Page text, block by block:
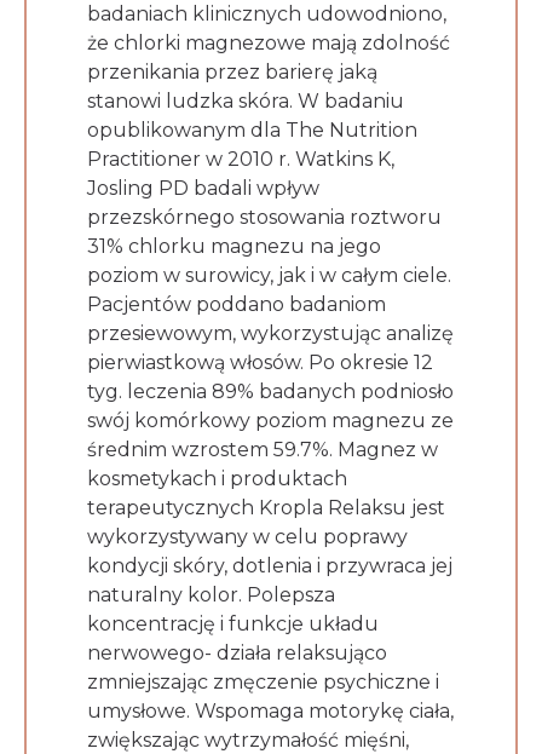
badaniach klinicznych udowodniono,
że chlorki magnezowe mają zdolność
przenikania przez barierę jaką
stanowi ludzka skóra. W badaniu
opublikowanym dla The Nutrition
Practitioner w 2010 r. Watkins K,
Josling PD badali wpływ
przezskórnego stosowania roztworu
31% chlorku magnezu na jego
poziom w surowicy, jak i w całym ciele.
Pacjentów poddano badaniom
przesiewowym, wykorzystując analizę
pierwiastkową włosów. Po okresie 12
tyg. leczenia 89% badanych podniosło
swój komórkowy poziom magnezu ze
średnim wzrostem 59.7%. Magnez w
kosmetykach i produktach
terapeutycznych Kropla Relaksu jest
wykorzystywany w celu poprawy
kondycji skóry, dotlenia i przywraca jej
naturalny kolor. Polepsza
koncentrację i funkcje układu
nerwowego- działa relaksująco
zmniejszając zmęczenie psychiczne i
umysłowe. Wspomaga motorykę ciała,
zwiększając wytrzymałość mięśni,